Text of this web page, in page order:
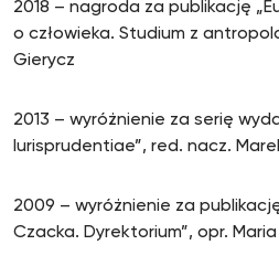
2018 – nagroda za publikację
o człowieka. Studium z
Gierycz
2013 – wyróżnienie za serię
Iurisprudentiae”, red. nacz.
2009 – wyróżnienie za
Czacka. Dyrektorium”, opr.